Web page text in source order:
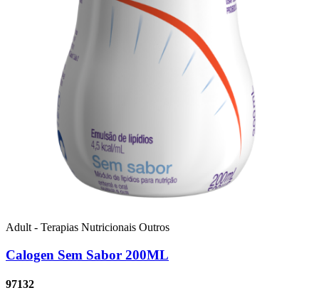
Adult - Terapias Nutricionais Outros
Calogen Sem Sabor 200ML
97132